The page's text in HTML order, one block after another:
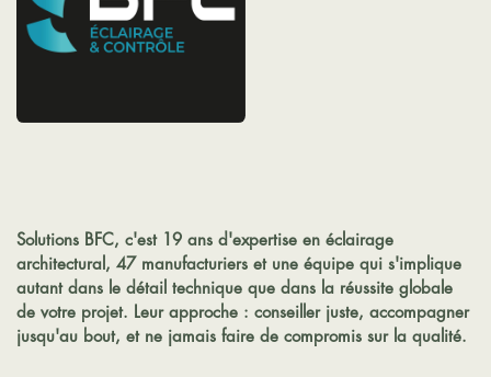
Solutions BFC, c'est 19 ans d'expertise en éclairage
architectural, 47 manufacturiers et une équipe qui s'implique
autant dans le détail technique que dans la réussite globale
de votre projet. Leur approche : conseiller juste, accompagner
jusqu'au bout, et ne jamais faire de compromis sur la qualité.​